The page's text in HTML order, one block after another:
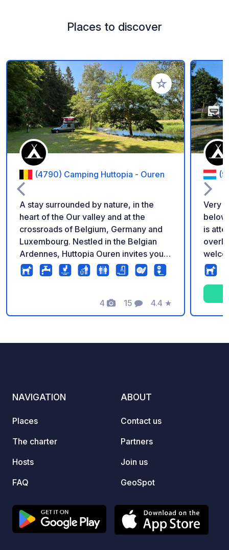
Places to discover
Add to your
(4790) Camping Huttopia - Ouren
A stay surrounded by nature, in the
heart of the Our valley and at the
crossroads of Belgium, Germany and
Luxembourg. Nestled in the Belgian
Ardennes, Huttopia Ouren invites you
to discover an authentic and unspoiled
region of Belgium, between deep
4
Photos
15
Comments
4.4
Rating
★
Very
is
NAVIGATION
Places
The charter
Hosts
FAQ
ABOUT
Contact us
Partners
Join us
GeoSpot